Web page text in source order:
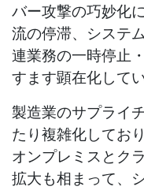
バー攻撃の巧妙化
流の停滞、システ
連業務の一時停止
すます顕在化してい
製造業のサプライ
たり複雑化してお
オンプレミスとク
拡大も相まって、